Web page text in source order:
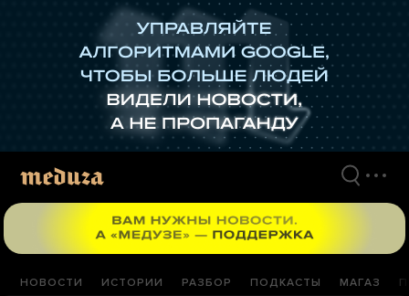
НОВОСТИ ИСТОРИИ РАЗБОР ПОДКАСТЫ МАГАЗ